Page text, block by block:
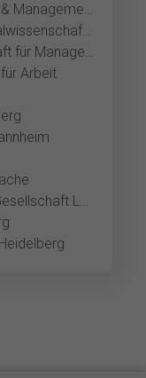
FOM Hochschule für Ökonomie & Management Mannheim
GESIS - Leibniz-Institut für Sozialwissenschaften
HdWM Hochschule der Wirtschaft für Management Mannheim
Arbeit
Hochschule für Wirtschaft und Gesellschaft Ludwigshafen